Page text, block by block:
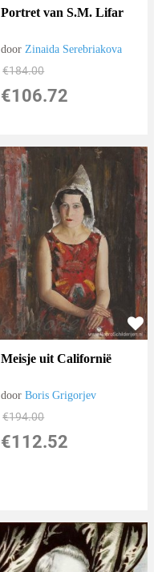
Portret van S.M. Lifar
doorZinaida Serebriakova
€184.00
€106.72
Meisje uit Californië
doorBoris Grigorjev
€194.00
€112.52